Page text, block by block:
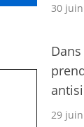
30
29